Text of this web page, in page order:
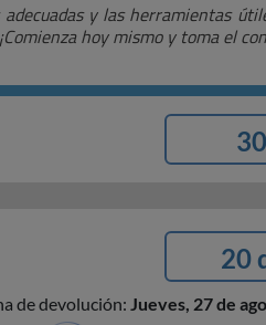
y las herramientas
hoy mismo y toma el